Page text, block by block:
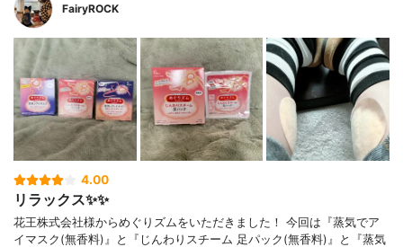
FairyROCK
4.00
リラックス✨✨
花王株式会社様からめぐりズムをいただきました！ 今回は『蒸気でア
イマスク(無香料)』と『じんわりスチーム 足パック(無香料)』と『蒸気